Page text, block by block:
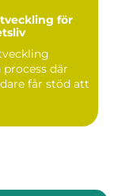
för
där
får stöd att